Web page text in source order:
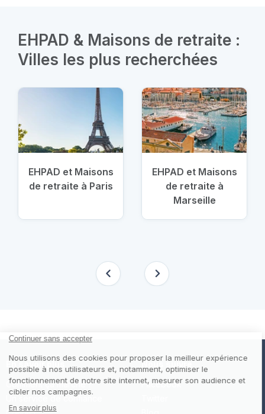
EHPAD & Maisons de retraite :
Villes les plus recherchées
EHPAD et Maisons
de retraite à Paris
EHPAD et Maisons
de retraite à
Marseille
En savoir plus
Comment ça marche ?
Un service de confiance
Nous suivre
Facebook